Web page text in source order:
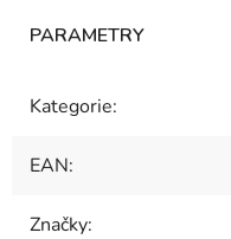
Kategorie:
EAN:
Značky: